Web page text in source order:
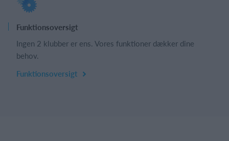
Funktionsoversigt
Ingen 2 klubber er ens. Vores funktioner dækker dine
behov.
Funktionsoversigt